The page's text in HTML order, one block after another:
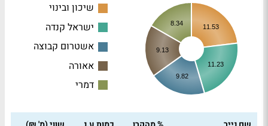
11.53
11.23
9.82
9.13
8.34
שיכון ובינוי
ישראל קנדה
אשטרום קבוצה
אאורה
דמרי